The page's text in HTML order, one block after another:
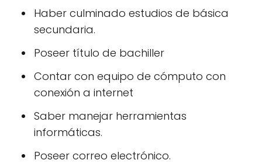
Haber culminado estudios de básica
secundaria.
Poseer título de bachiller
Contar con equipo de cómputo con
conexión a internet
Saber manejar herramientas
informáticas.
Poseer correo electrónico.